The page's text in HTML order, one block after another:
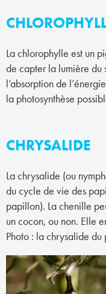
La chlorophylle est un
de capter la lumière du
l’absorption de
la photosynthèse
CHRYSALIDE
La chrysalide (ou
du cycle de vie des
papillon). La chenille
un cocon, ou non. Elle
Photo : la chrysalide